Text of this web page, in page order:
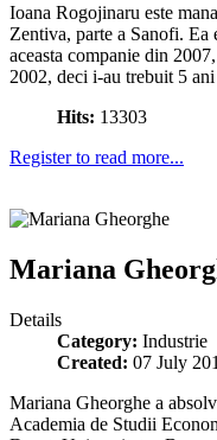
Ioana Rogojinaru este
Zentiva, parte a Sanofi. Ea
aceasta companie din
2002, deci i-au trebuit 5
Hits: 13303
Register to read more...
Mariana
Details
Category: Industrie
Created: 07 July
Mariana Gheorghe a
Academia de Studii